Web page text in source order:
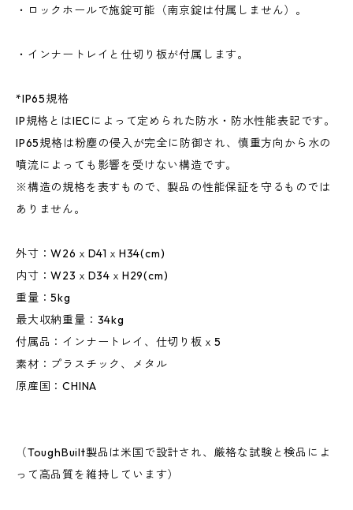
・ロックホールで施錠可能（南京錠は付属しません）。
・インナートレイと仕切り板が付属します。
*IP65規格
IP規格とはIECによって定められた防水・防水性能表記です。
IP65規格は粉塵の侵入が完全に防御され、慎重方向から水の
噴流によっても影響を受けない構造です。
※構造の規格を表すもので、製品の性能保証を守るものでは
ありません。
外寸：W26ｘD41ｘH34(cm)
内寸：W23ｘD34ｘH29(cm)
重量：5kg
最大収納重量：34kg
付属品：インナートレイ、仕切り板ｘ5
素材：プラスチック、メタル
原産国：CHINA
（ToughBuilt製品は米国で設計され、厳格な試験と検品によ
って高品質を維持しています）